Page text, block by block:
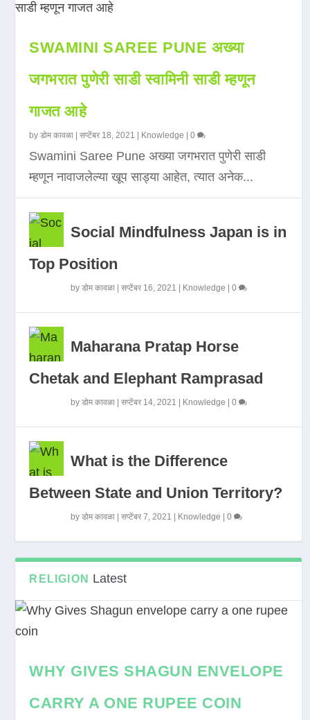
SWAMINI SAREE PUNE अख्या
जगभरात पुणेरी साडी स्वामिनी साडी म्हणून
गाजत आहे
byडोम कावळा |सप्टेंबर 18, 2021 Knowledge |0
Swamini Saree Pune अख्या जगभरात पुणेरी साडी
म्हणून नावाजलेल्या खूप साड्या आहेत, त्यात अनेक...
Social Mindfulness Japan is in
Top Position
byडोम कावळा |सप्टेंबर 16, 2021 Knowledge |0
Maharana Pratap Horse
Chetak and Elephant Ramprasad
byडोम कावळा |सप्टेंबर 14, 2021 Knowledge |0
What is the Difference
Between State and Union Territory?
byडोम कावळा |सप्टेंबर 7, 2021 Knowledge |0
RELIGION Latest
WHY GIVES SHAGUN ENVELOPE
CARRY A ONE RUPEE COIN